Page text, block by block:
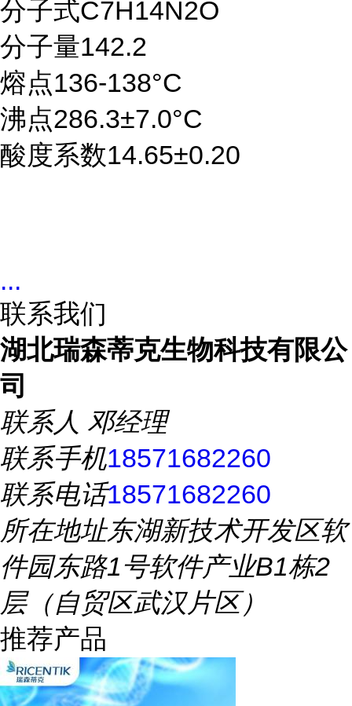
分子式C7H14N2O
分子量142.2
熔点136-138°C
沸点286.3±7.0°C
酸度系数14.65±0.20
...
联系我们
湖北瑞森蒂克生物科技有限公
司
联系人 邓经理
联系手机18571682260
联系电话18571682260
所在地址东湖新技术开发区软
件园东路1号软件产业B1栋2
层（自贸区武汉片区）
推荐产品